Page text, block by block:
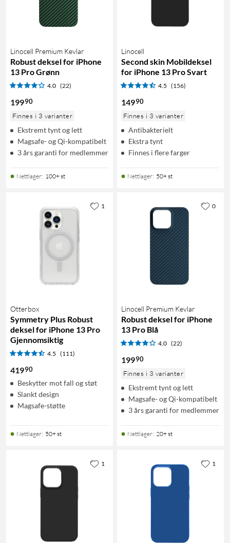
Linocell Premium Kevlar
Robust deksel for iPhone
13 Pro Grønn
4.0 (22)
19990
Finnes i 3 varianter
Ekstremt tynt og lett
Magsafe- og Qi-kompatibelt
3 års garanti for medlemmer
Nettlager: 100+ st
Linocell
Second skin Mobildeksel
for iPhone 13 Pro Svart
4.5 (156)
14990
Finnes i 3 varianter
Antibakterielt
Ekstra tynt
Finnes i flere farger
Nettlager: 50+ st
Otterbox
Symmetry Plus Robust
deksel for iPhone 13 Pro
Gjennomsiktig
4.5 (111)
41990
Beskytter mot fall og støt
Slankt design
Magsafe-støtte
Nettlager: 50+ st
1
Linocell Premium Kevlar
Robust deksel for iPhone
13 Pro Blå
4.0 (22)
19990
Finnes i 3 varianter
Ekstremt tynt og lett
Magsafe- og Qi-kompatibelt
3 års garanti for medlemmer
Nettlager: 20+ st
0
1 1